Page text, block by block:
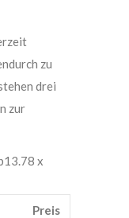
zu
drei
zur
x
Preis